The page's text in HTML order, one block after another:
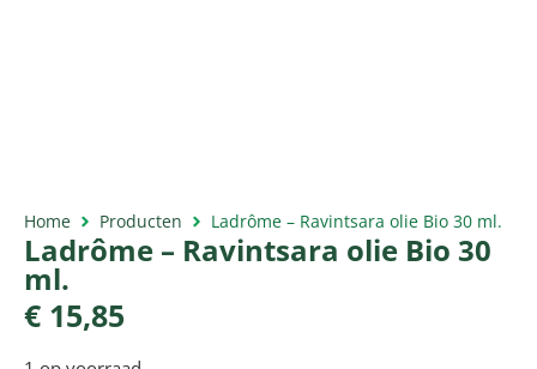
Home Producten Ladrôme – Ravintsara olie Bio 30 ml.
Ladrôme – Ravintsara olie Bio 30
ml.
€ 15,85